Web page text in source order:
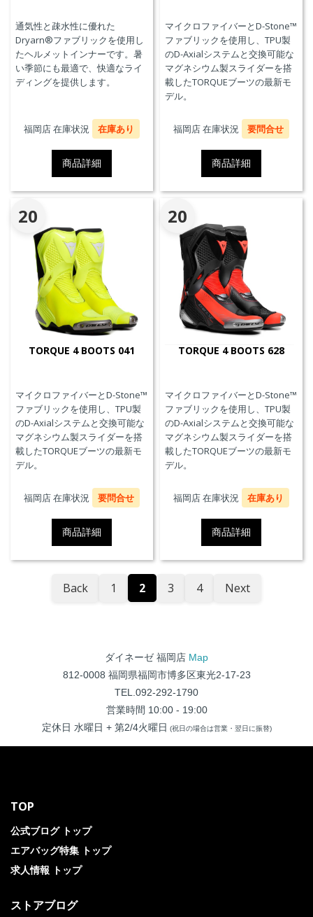
通気性と疎水性に優れた
Dryarn®ファブリックを使用し
たヘルメットインナーです。暑
い季節にも最適で、快適なライ
ディングを提供します。
福岡店 在庫状況 在庫あり
商品詳細
マイクロファイバーとD-Stone™
ファブリックを使用し、TPU製
のD-Axialシステムと交換可能な
マグネシウム製スライダーを搭
載したTORQUEブーツの最新モ
デル。
福岡店 在庫状況 要問合せ
商品詳細
20
TORQUE 4 BOOTS 041
マイクロファイバーとD-Stone™
ファブリックを使用し、TPU製
のD-Axialシステムと交換可能な
マグネシウム製スライダーを搭
載したTORQUEブーツの最新モ
デル。
福岡店 在庫状況 要問合せ
商品詳細
20
TORQUE 4 BOOTS 628
マイクロファイバーとD-Stone™
ファブリックを使用し、TPU製
のD-Axialシステムと交換可能な
マグネシウム製スライダーを搭
載したTORQUEブーツの最新モ
デル。
福岡店 在庫状況 在庫あり
商品詳細
Back 1 2 3 4 Next
ダイネーゼ 福岡店 Map
812-0008 福岡県福岡市博多区東光2-17-23
TEL.092-292-1790
営業時間 10:00 - 19:00
定休日 水曜日 + 第2/4火曜日 (祝日の場合は営業・翌日に振替)
TOP
公式ブログ トップ
エアバッグ特集 トップ
求人情報 トップ
ストアブログ